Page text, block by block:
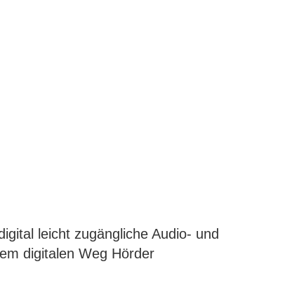
leicht zugängliche Audio- und
digitalen Weg Hörder